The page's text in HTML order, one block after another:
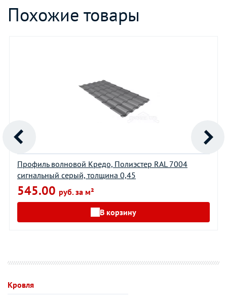
Похожие товары
Профиль волновой Кредо, Полиэстер RAL 7004
сигнальный серый, толщина 0,45
545.00 руб. за м²
В корзину
Кровля